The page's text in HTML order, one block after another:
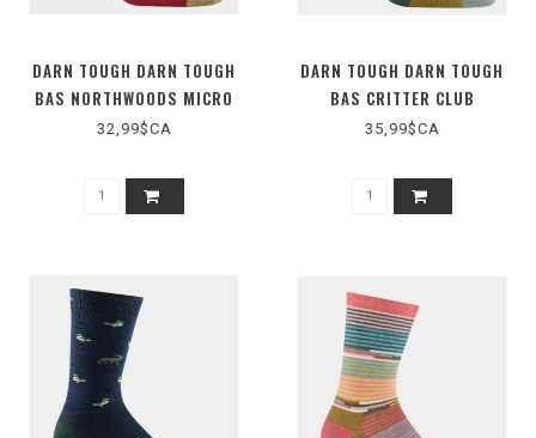
DARN TOUGH DARN TOUGH
BAS NORTHWOODS MICRO
CREW MID CUSHION (D5013W)
32,99$CA
DARN TOUGH DARN TOUGH
BAS CRITTER CLUB
MICROCREW LT CUSH D5001W
35,99$CA